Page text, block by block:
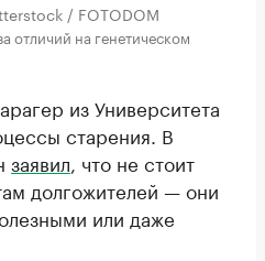
/ FOTODOM
отличий на генетическом
из Университета
старения. В
заявил , что не стоит
долгожителей — они
или даже